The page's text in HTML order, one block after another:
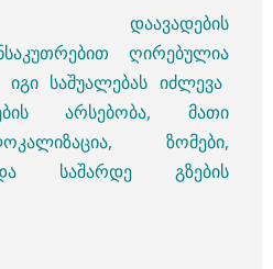
დაავადების
ღირებულია
იგი საშუალებას იძლევა
არსებობა, მათი
ზომები,
საშარდე გზების